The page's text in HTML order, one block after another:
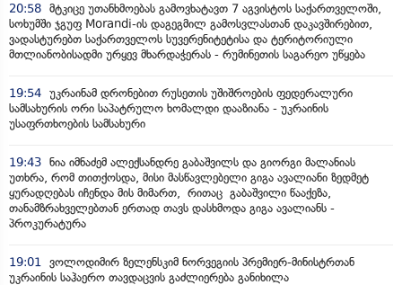
20:58 მტკიცე უთანხმოებას გამოვხატავთ 7 აგვისტოს საქართველოში,
სოხუმში ჯგუფ Morandi-ის დაგეგმილ გამოსვლასთან დაკავშირებით,
ვადასტურებთ საქართველოს სუვერენიტეტისა და ტერიტორიული
მთლიანობისადმი ურყევ მხარდაჭერას - რუმინეთის საგარეო უწყება
19:54 უკრაინამ დრონებით რუსეთის უშიშროების ფედერალური
სამსახურის ორი საპატრულო ხომალდი დააზიანა - უკრაინის
უსაფრთხოების სამსახური
19:43 ნია იმნაძემ ალექსანდრე გაბაშვილს და გიორგი მალანიას
უთხრა, რომ თითქოსდა, მისი მასწავლებელი გიგა ავალიანი ზედმეტ
ყურადღებას იჩენდა მის მიმართ, რითაც გაბაშვილი წააქეზა,
თანამზრახველებთან ერთად თავს დასხმოდა გიგა ავალიანს -
პროკურატურა
19:01
ვოლოდიმირ ზელენსკიმ ნორვეგიის პრემიერ-მინისტრთან
უკრაინის საჰაერო თავდაცვის გაძლიერება განიხილა